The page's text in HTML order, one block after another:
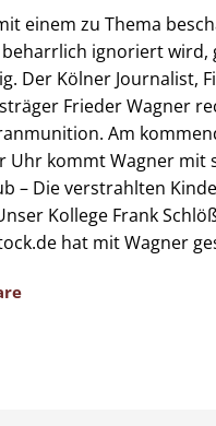
einem zu Thema
ignoriert wird,
Der Kölner Journalist,
Frieder Wagner
Am
Uhr kommt Wagner mit
– Die verstrahlten
Kollege Frank
hat mit Wagner